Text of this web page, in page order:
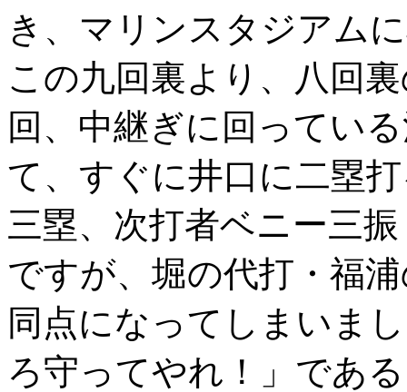
き、マリンスタジアム
この九回裏より、八回
回、中継ぎに回ってい
て、すぐに井口に二塁
三塁、次打者ベニー三
ですが、堀の代打・福
同点になってしまいま
ろ守ってやれ！」であ